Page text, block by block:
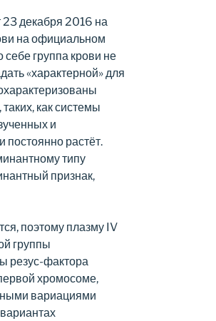
декабря 2016 на
на официальном
себе группа крови не
«характерной» для
как системы
и
постоянно растёт.
типу
признак,
поэтому плазму IV
группы
резус-фактора
хромосоме,
вариациями